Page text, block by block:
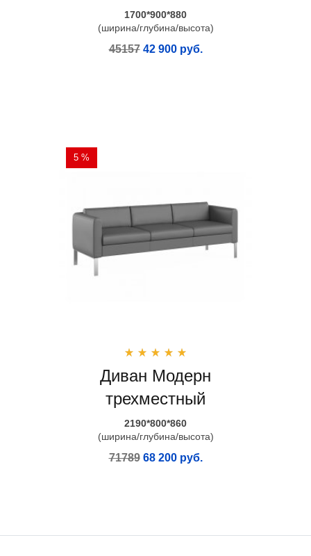
1700*900*880
(ширина/глубина/высота)
45157 42 900 руб.
5 %
Диван Модерн
трехместный
2190*800*860
(ширина/глубина/высота)
71789 68 200 руб.